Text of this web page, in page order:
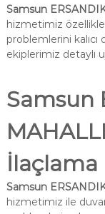
Samsun
hizmetimiz
problemlerini kalıcı
ekiplerimiz detaylı
Samsun
İlaçlama
Samsun
hizmetimiz ile